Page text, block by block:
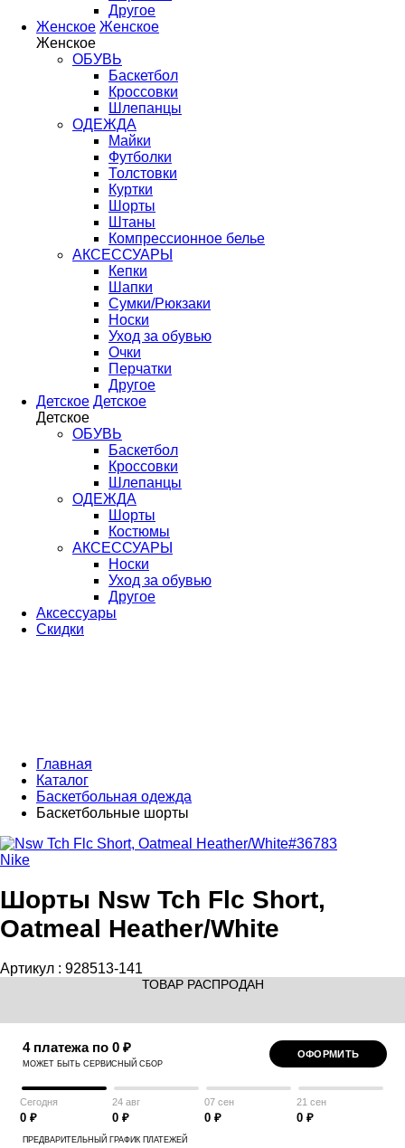
Другое
Женское Женское
Женское
ОБУВЬ
Баскетбол
Кроссовки
Шлепанцы
ОДЕЖДА
Майки
Футболки
Толстовки
Куртки
Шорты
Штаны
Компрессионное белье
АКСЕССУАРЫ
Кепки
Шапки
Сумки/Рюкзаки
Носки
Уход за обувью
Очки
Перчатки
Другое
Детское Детское
Детское
ОБУВЬ
Баскетбол
Кроссовки
Шлепанцы
ОДЕЖДА
Шорты
Костюмы
АКСЕССУАРЫ
Носки
Уход за обувью
Другое
Аксессуары
Скидки
Главная
Каталог
Баскетбольная одежда
Баскетбольные шорты
Nike
Шорты Nsw Tch Flc Short,
Oatmeal Heather/White
Артикул : 928513-141
ТОВАР РАСПРОДАН
4 платежа по 0 ₽
МОЖЕТ БЫТЬ СЕРВИСНЫЙ СБОР
ОФОРМИТЬ
Сегодня
0 ₽
24 авг
0 ₽
07 сен
0 ₽
21 сен
0 ₽
ПРЕДВАРИТЕЛЬНЫЙ ГРАФИК ПЛАТЕЖЕЙ